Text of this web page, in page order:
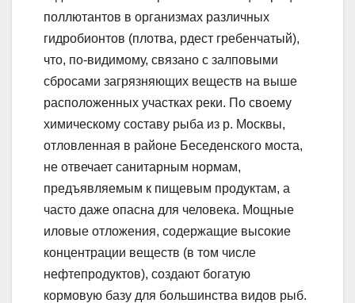
поллютантов в организмах различных
гидробионтов (плотва, рдест гребенчатый),
что, по-видимому, связано с залповыми
сбросами загрязняющих веществ на выше
расположенных участках реки. По своему
химическому составу рыба из р. Москвы,
отловленная в районе Беседенского моста,
не отвечает санитарным нормам,
предъявляемым к пищевым продуктам, а
часто даже опасна для человека. Мощные
иловые отложения, содержащие высокие
концентрации веществ (в том числе
нефтепродуктов), создают богатую
кормовую базу для большинства видов рыб.